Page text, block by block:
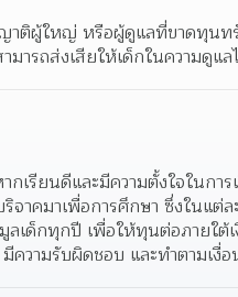
ญาติผู้ใหญ่ หรือผู้ดูแลที่ขาดทุน
ารถส่งเสียให้เด็กในความดูแ
เรียนดีและมีความตั้งใจในการ
คมาเพื่อการศึกษา ซึ่งในแต่
ด็กทุกปี เพื่อให้ทุนต่อภายใต้เ
ความรับผิดชอบ และทำตามเงื่